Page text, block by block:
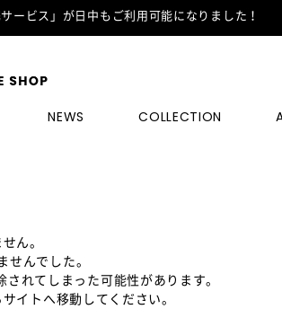
ービス」が日中もご利用可能になりました！
NEWS COLLECTION
ん。
せんでした。
れてしまった可能性があります。
イトへ移動してください。